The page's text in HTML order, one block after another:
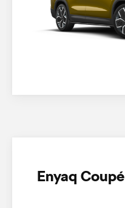
Enyaq Coupé